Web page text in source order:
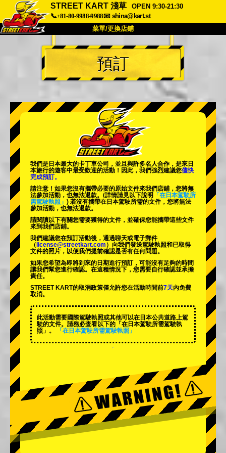
STREET KART 淺草
OPEN 9:30-21:30
📞+81-80-9988-9988📧 shina@kart.st
菜單/更換店鋪
首頁
關於 規格 價格
公司 預訂
更換店鋪
東京 秋葉原 #2
東京 澀谷附店 東京灣
東京 淺草 大阪
沖繩
預訂
我們是日本最大的卡丁車公司，並且與許多名人合作，是來日
本旅行的遊客中最受歡迎的活動 ！因此，我們強烈建議您儘快
完成預訂。
請注意！如果您沒有攜帶必要的原始文件來我們店鋪，您將無
法參加活動，也無法退款。 (詳情請見以下說明
「在日本駕駛所
需駕駛執照」 ) 若沒有攜帶在日本駕駛所需的文件，您將無法
參加活動，也無法退款。
請閱讀以下有關您需要獲得的文件，並確保您能攜帶這些文件
來到我們店鋪。
我們建議您在預訂活動後，通過聊天或電子郵件
（ license@streetkart.com ）向我們發送駕駛執照和已取得
文件的照片，以便我們提前確認是否有任何問題。
如果您希望為即將到來的日期進行預訂，可能沒有足夠的時間
讓我們幫您進行確認。在這種情況下，您需要自行確認並承擔
責任。
STREET KART的取消政策僅允許您在活動時間前7天內免費
取消。
此活動需要國際駕駛執照或其他可以在日本公共道路上駕
駛的文件。請務必查看以下的「在日本駕駛所需駕駛執
照」。
「在日本駕駛所需駕駛執照」